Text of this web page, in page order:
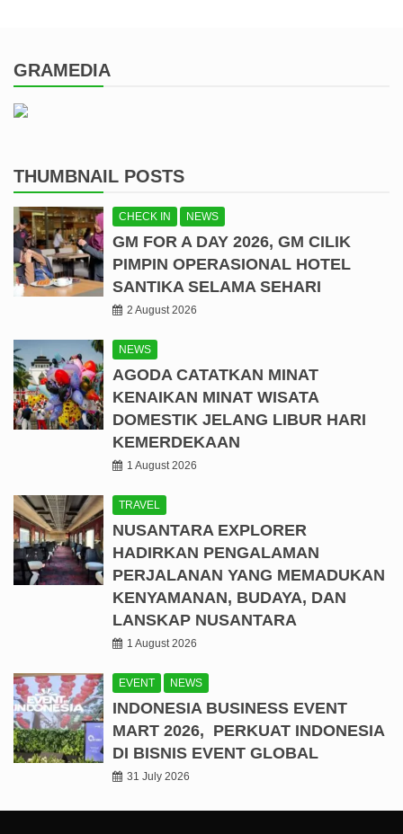
GRAMEDIA
THUMBNAIL POSTS
CHECK IN NEWS
GM FOR A DAY 2026, GM CILIK
PIMPIN OPERASIONAL HOTEL
SANTIKA SELAMA SEHARI
2 August 2026
NEWS
AGODA CATATKAN MINAT
KENAIKAN MINAT WISATA
DOMESTIK JELANG LIBUR HARI
KEMERDEKAAN
1 August 2026
TRAVEL
NUSANTARA EXPLORER
HADIRKAN PENGALAMAN
PERJALANAN YANG MEMADUKAN
KENYAMANAN, BUDAYA, DAN
LANSKAP NUSANTARA
1 August 2026
EVENT NEWS
INDONESIA BUSINESS EVENT
MART 2026, PERKUAT INDONESIA
DI BISNIS EVENT GLOBAL
31 July 2026